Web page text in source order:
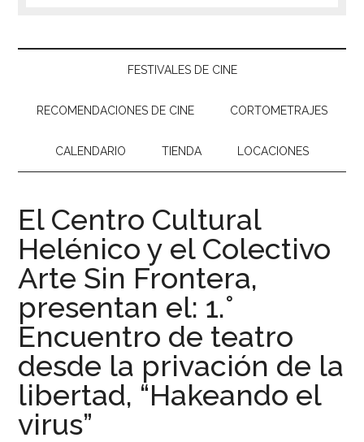
FESTIVALES DE CINE
RECOMENDACIONES DE CINE CORTOMETRAJES
CALENDARIO TIENDA LOCACIONES
El Centro Cultural
Helénico y el Colectivo
Arte Sin Frontera,
presentan el: 1.°
Encuentro de teatro
desde la privación de la
libertad, “Hakeando el
virus”